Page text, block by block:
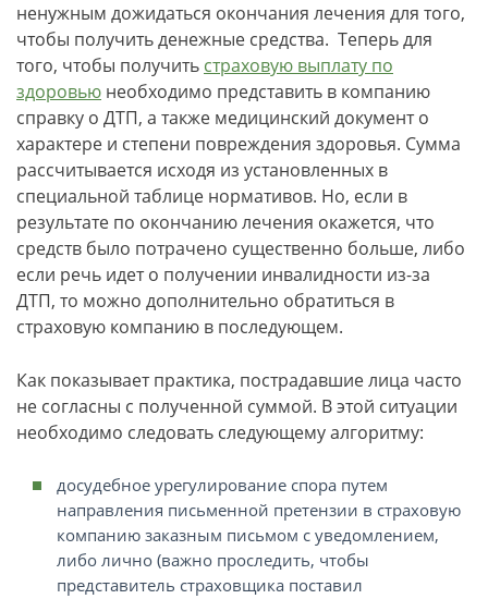
ненужным дожидаться окончания лечения для того,
чтобы получить денежные средства. Теперь для
того, чтобы получить страховую выплату по
здоровью необходимо представить в компанию
справку о ДТП, а также медицинский документ о
характере и степени повреждения здоровья. Сумма
рассчитывается исходя из установленных в
специальной таблице нормативов. Но, если в
результате по окончанию лечения окажется, что
средств было потрачено существенно больше, либо
если речь идет о получении инвалидности из-за
ДТП, то можно дополнительно обратиться в
страховую компанию в последующем.
Как показывает практика, пострадавшие лица часто
не согласны с полученной суммой. В этой ситуации
необходимо следовать следующему алгоритму:
досудебное урегулирование спора путем
направления письменной претензии в страховую
компанию заказным письмом с уведомлением,
либо лично (важно проследить, чтобы
представитель страховщика поставил